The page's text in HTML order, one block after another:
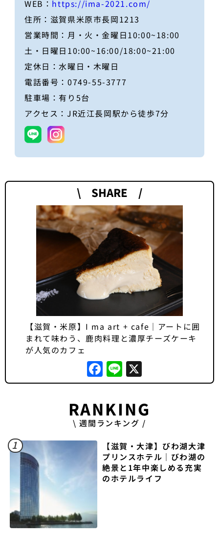
WEB： https://ima-2021.com/
住所：滋賀県米原市長岡1213
営業時間：月・火・金曜日10:00~18:00
土・日曜日10:00~16:00/18:00~21:00
定休日：水曜日・木曜日
電話番号：0749-55-3777
駐車場：有り5台
アクセス：JR近江長岡駅から徒歩7分
\ SHARE /
【滋賀・米原】I ma art + cafe｜アートに囲
まれて味わう、鹿肉料理と濃厚チーズケーキ
が人気のカフェ
Facebook
Line
RANKING
\ 週間ランキング /
1
【滋賀・大津】びわ湖大津
プリンスホテル｜びわ湖の
絶景と1年中楽しめる充実
のホテルライフ